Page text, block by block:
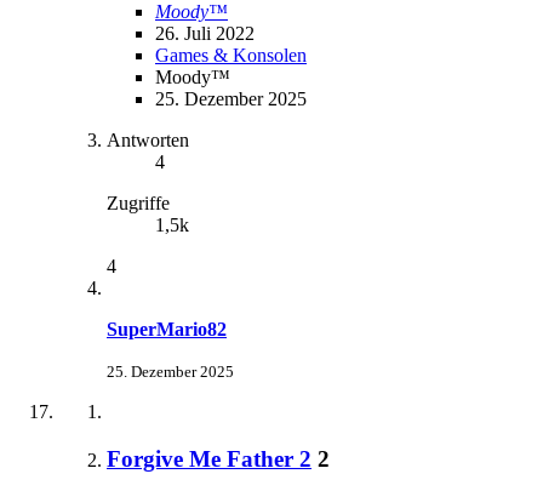
Moody™
26. Juli 2022
Games & Konsolen
Moody™
25. Dezember 2025
Antworten
4
Zugriffe
1,5k
4
SuperMario82
25. Dezember 2025
Forgive Me Father 2 2